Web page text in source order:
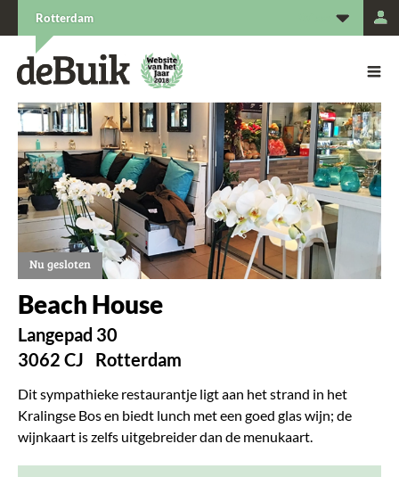
Nu gesloten
Beach House
Langepad 30
3062 CJ
Rotterdam
Dit sympathieke restaurantje ligt aan het strand in het
Kralingse Bos en biedt lunch met een goed glas wijn; de
wijnkaart is zelfs uitgebreider dan de menukaart.
Rotterdam
De Buik van {city: city}
De Buik